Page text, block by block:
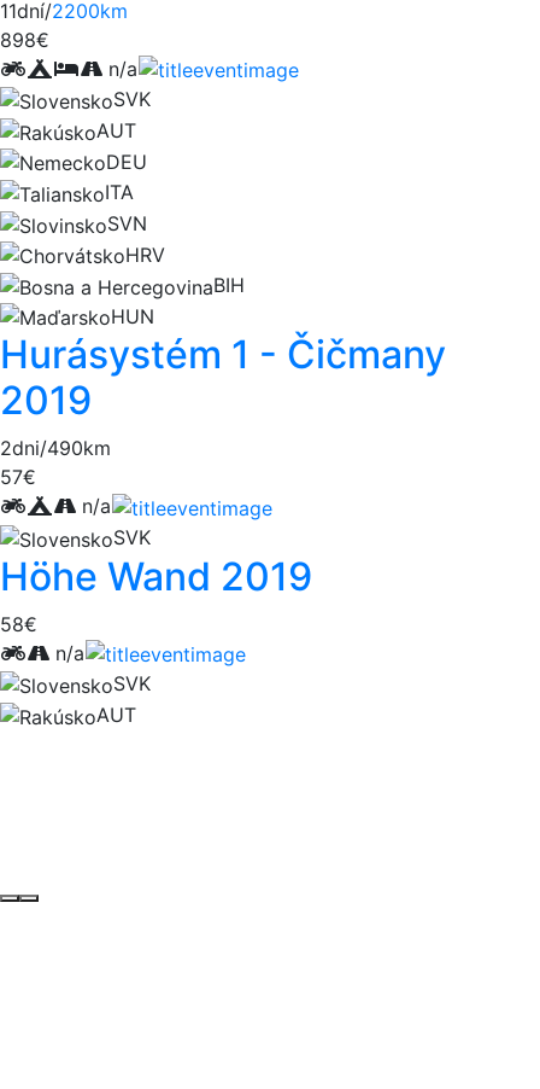
11dní/2200km
898€
n/a
SVK
AUT
DEU
ITA
SVN
HRV
BIH
HUN
Hurásystém 1 - Čičmany
2019
2dni/490km
57€
n/a
SVK
Höhe Wand 2019
58€
n/a
SVK
AUT